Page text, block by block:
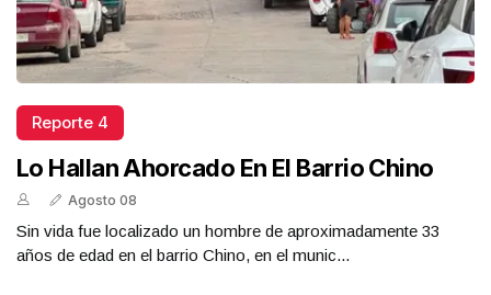
Reporte 4
Lo Hallan Ahorcado En El Barrio Chino
Agosto 08
Sin vida fue localizado un hombre de aproximadamente 33
años de edad en el barrio Chino, en el munic...